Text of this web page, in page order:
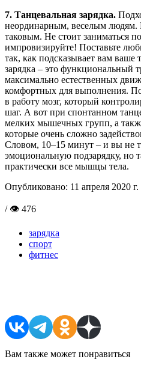
7. Танцевальная зарядка.
неординарным, веселым людям.
таковым. Не стоит заниматься
импровизируйте! Поставьте
так, как подсказывает вам ваше
зарядка – это функциональный
максимально естественных
комфортных для выполнения.
в работу мозг, который
шаг. А вот при спонтанном
мелких мышечных групп, а
которые очень сложно
Словом, 10–15 минут – и вы не
эмоциональную подзарядку, но
практически все мышцы тела.
Опубликовано: 11 апреля 2020 г.
/ 👁 476
зарядка
спорт
фитнес
Вам также может понравиться